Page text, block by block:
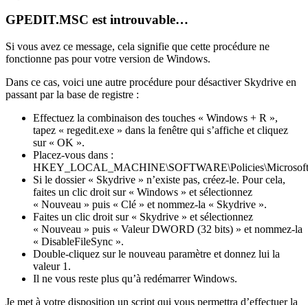
GPEDIT.MSC est introuvable…
Si vous avez ce message, cela signifie que cette procédure ne
fonctionne pas pour votre version de Windows.
Dans ce cas, voici une autre procédure pour désactiver Skydrive en
passant par la base de registre :
Effectuez la combinaison des touches « Windows + R »,
tapez « regedit.exe » dans la fenêtre qui s’affiche et cliquez
sur « OK ».
Placez-vous dans :
Si le dossier « Skydrive » n’existe pas, créez-le. Pour cela,
faites un clic droit sur « Windows » et sélectionnez
« Nouveau » puis « Clé » et nommez-la « Skydrive ».
Faites un clic droit sur « Skydrive » et sélectionnez
« Nouveau » puis « Valeur DWORD (32 bits) » et nommez-la
« DisableFileSync ».
Double-cliquez sur le nouveau paramètre et donnez lui la
valeur 1.
Il ne vous reste plus qu’à redémarrer Windows.
Je met à votre disposition un script qui vous permettra d’effectuer la